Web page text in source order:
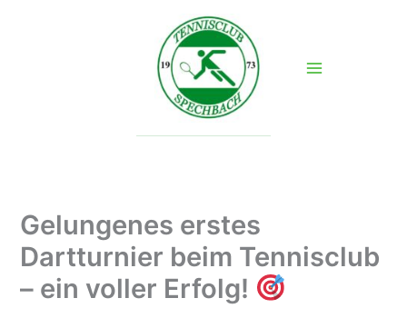
Gelungenes erstes
Dartturnier beim Tennisclub
– ein voller Erfolg!